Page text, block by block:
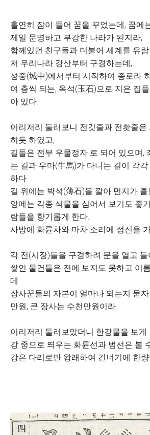
홀연히 잠이 들어 꿈을 꾸었는데, 꿈에
제일 문명하고 부강한 나라가 된지라,
함께있던 친구들과 더불어 세계를 유
저 우리나라 강산부터 구경하는데,
성중(城中)에서부터 시작하여 종로라
여 층씩 되는, 옥석(玉石)으로 지은 집
아 있다.
이리저리 둘러보니 전깃줄과 전홧줄은
히듯 하였고,
길들은 전부 우물정자 로 되어 있으며,
는 길과 우마(牛馬)가 다니는 길이 각
하다.
길 위에는 박석(薄石)을 깔아 먼지가
앙에는 각종 식물을 심어서 보기도 좋
람들을 향기롭게 한다.
사방에 화륜차와 마차 소리에 정신을
각 전(시장)들을 구경하려 문을 열고
쌓인 물건들은 전에 보지도 못하고 이
데
장사꾼들의 자본이 얼마나 되는지 묻
만원, 큰 장사는 수천만원이라.
이리저리 둘러보았더니 한강물을 보게
강 중으로 띄우는 화륜선과 범선은 볼
강은 다리로만 왕래하여 건너기에 한